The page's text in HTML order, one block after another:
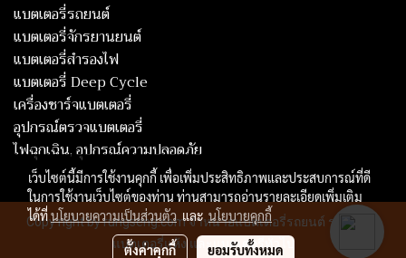
แบตเตอรี่รถยนต์
แบตเตอรี่จักรยานยนต์
แบตเตอรี่สำรองไฟ
แบตเตอรี่ Deep Cycle
เครื่องชาร์จแบตเตอรี่
อุปกรณ์ตรวจแบตเตอรี่
ไฟฉุกเฉิน, อุปกรณ์ความปลอดภัย
Copy right by rungseng.com จำหน่ายแบตเตอรี่รถยนต์ รถบรรทุก
แบตเตอรี่แห้ง และแบตเตอรี่ทั่วไป
เว็บไซต์นี้มีการใช้งานคุกกี้ เพื่อเพิ่มประสิทธิภาพและประสบการณ์ที่ดี
ในการใช้งานเว็บไซต์ของท่าน ท่านสามารถอ่านรายละเอียดเพิ่มเติม
ได้ที่นโยบายความเป็นส่วนตัวและนโยบายคุกกี้
ตั้งค่าคุกกี้ ยอมรับทั้งหมด